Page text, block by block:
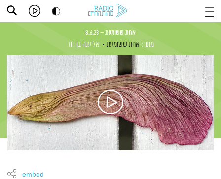
אחת ששומעת – 8.6.23
מתוך: אחת ששומעת אליענה בן דוד
embed